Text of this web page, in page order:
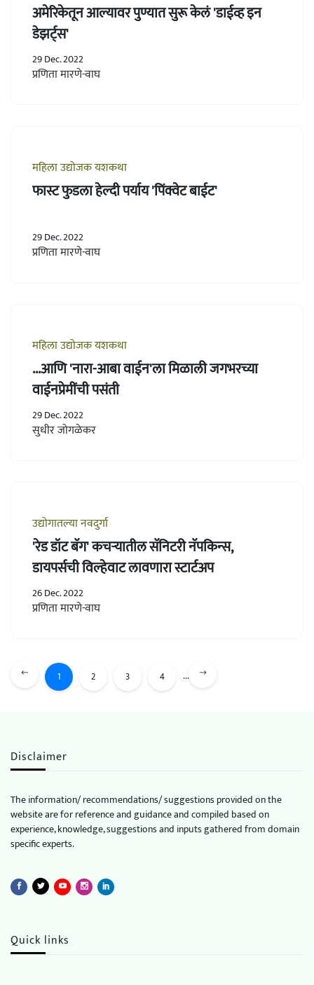
अमेरिकेतून आल्यावर पुण्यात सुरू केलं 'डाईव्ह इन
डेझर्ट्स'
29 Dec. 2022
प्रणिता मारणे-वाघ
महिला उद्योजक यशकथा
फास्ट फुडला हेल्दी पर्याय 'पिंक्वेट बाईट'
29 Dec. 2022
प्रणिता मारणे-वाघ
महिला उद्योजक यशकथा
...आणि 'नारा-आबा वाईन'ला मिळाली जगभरच्या
वाईनप्रेमींची पसंती
29 Dec. 2022
सुधीर जोगळेकर
उद्योगातल्या नवदुर्गा
'रेड डॉट बॅग' कचऱ्यातील सॅनिटरी नॅपकिन्स,
डायपर्सची विल्हेवाट लावणारा स्टार्टअप
26 Dec. 2022
प्रणिता मारणे-वाघ
1 2 3 4 ...
Disclaimer
The information/ recommendations/ suggestions provided on the
website are for reference and guidance and compiled based on
experience, knowledge, suggestions and inputs gathered from domain
specific experts.
Quick links